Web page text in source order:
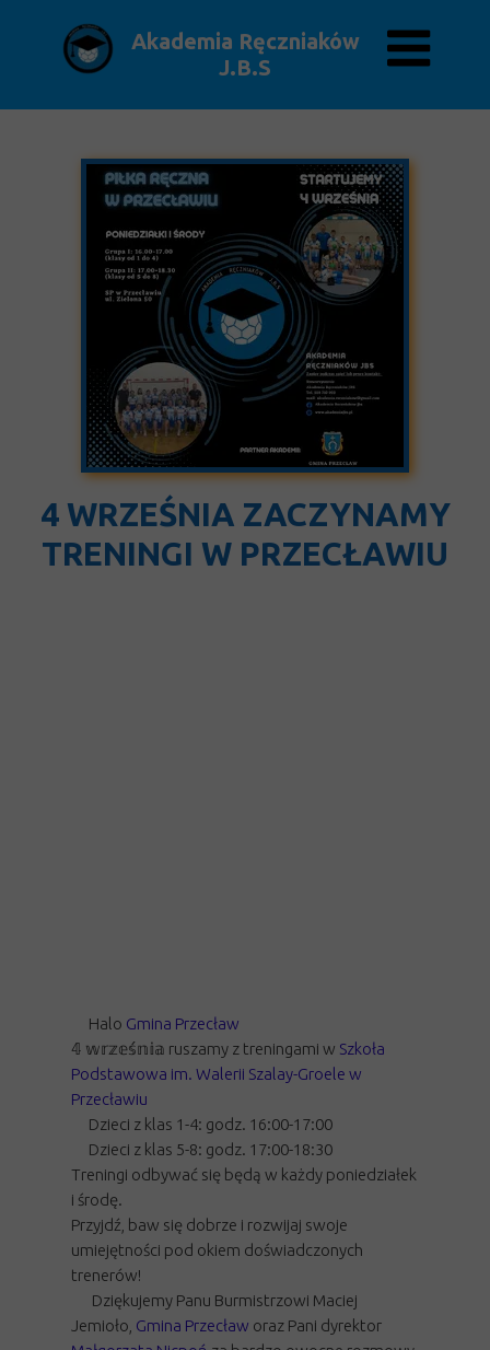
4 WRZEŚNIA ZACZYNAMY
TRENINGI W PRZECŁAWIU
Halo Gmina Przecław
𝟜 𝕨𝕣𝕫𝕖𝕤́𝕟𝕚𝕒 ruszamy z treningami w Szkoła
Podstawowa im. Walerii Szalay-Groele w
Przecławiu
Dzieci z klas 1-4: godz. 16:00-17:00
Dzieci z klas 5-8: godz. 17:00-18:30
Treningi odbywać się będą w każdy poniedziałek
i środę.
Przyjdź, baw się dobrze i rozwijaj swoje
umiejętności pod okiem doświadczonych
trenerów!
Dziękujemy Panu Burmistrzowi Maciej
Jemioło, Gmina Przecław oraz Pani dyrektor
Akademia Ręczniaków
J.B.S